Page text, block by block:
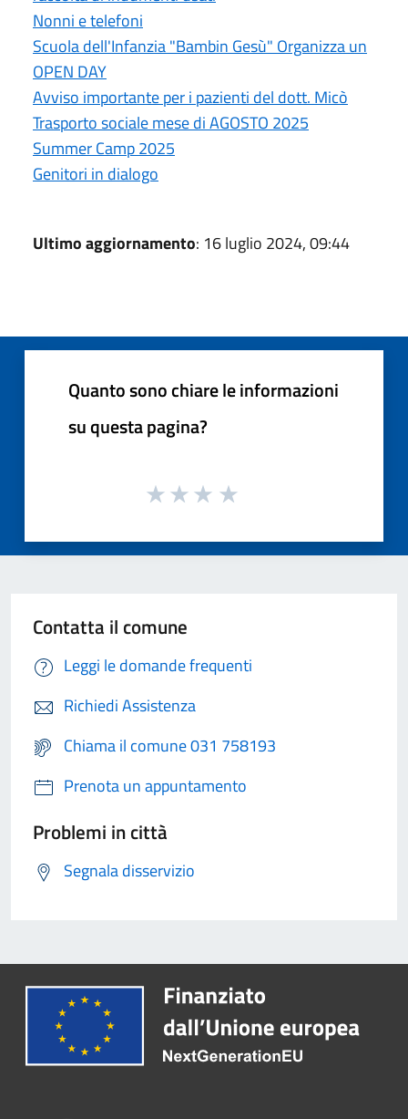
Nonni e telefoni
Scuola dell'Infanzia "Bambin Gesù" Organizza un
OPEN DAY
Avviso importante per i pazienti del dott. Micò
Trasporto sociale mese di AGOSTO 2025
Summer Camp 2025
Genitori in dialogo
Ultimo aggiornamento: 16 luglio 2024, 09:44
Quanto sono chiare le informazioni
su questa pagina?
Contatta il comune
Leggi le domande frequenti
Richiedi Assistenza
Chiama il comune 031 758193
Prenota un appuntamento
Problemi in città
Segnala disservizio